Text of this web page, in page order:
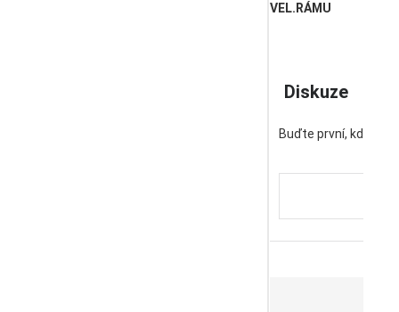
VEL.RÁMU
Diskuze
Buďte první, kdo